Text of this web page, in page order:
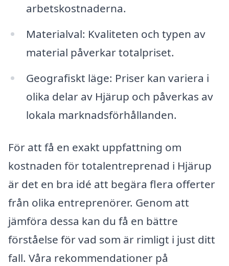
arbetskostnaderna.
Materialval: Kvaliteten och typen av
material påverkar totalpriset.
Geografiskt läge: Priser kan variera i
olika delar av Hjärup och påverkas av
lokala marknadsförhållanden.
För att få en exakt uppfattning om
kostnaden för totalentreprenad i Hjärup
är det en bra idé att begära flera offerter
från olika entreprenörer. Genom att
jämföra dessa kan du få en bättre
förståelse för vad som är rimligt i just ditt
fall. Våra rekommendationer på